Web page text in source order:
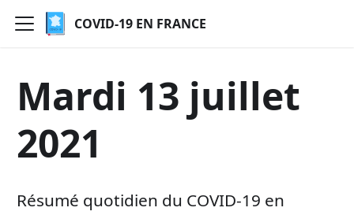
COVID-19 EN FRANCE
Mardi 13 juillet
2021
Résumé quotidien du COVID-19 en